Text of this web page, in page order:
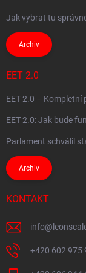
Jak vybrat tu
Archiv
EET 2.0
EET 2.0 –
EET 2.0: Jak bude
Parlament schválil
Archiv
KONTAKT
info@
+420 602 975